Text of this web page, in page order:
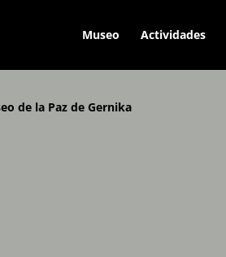
Museo Actividades
de la Paz de Gernika